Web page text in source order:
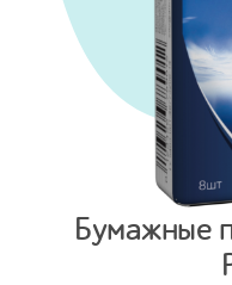
Бумажные